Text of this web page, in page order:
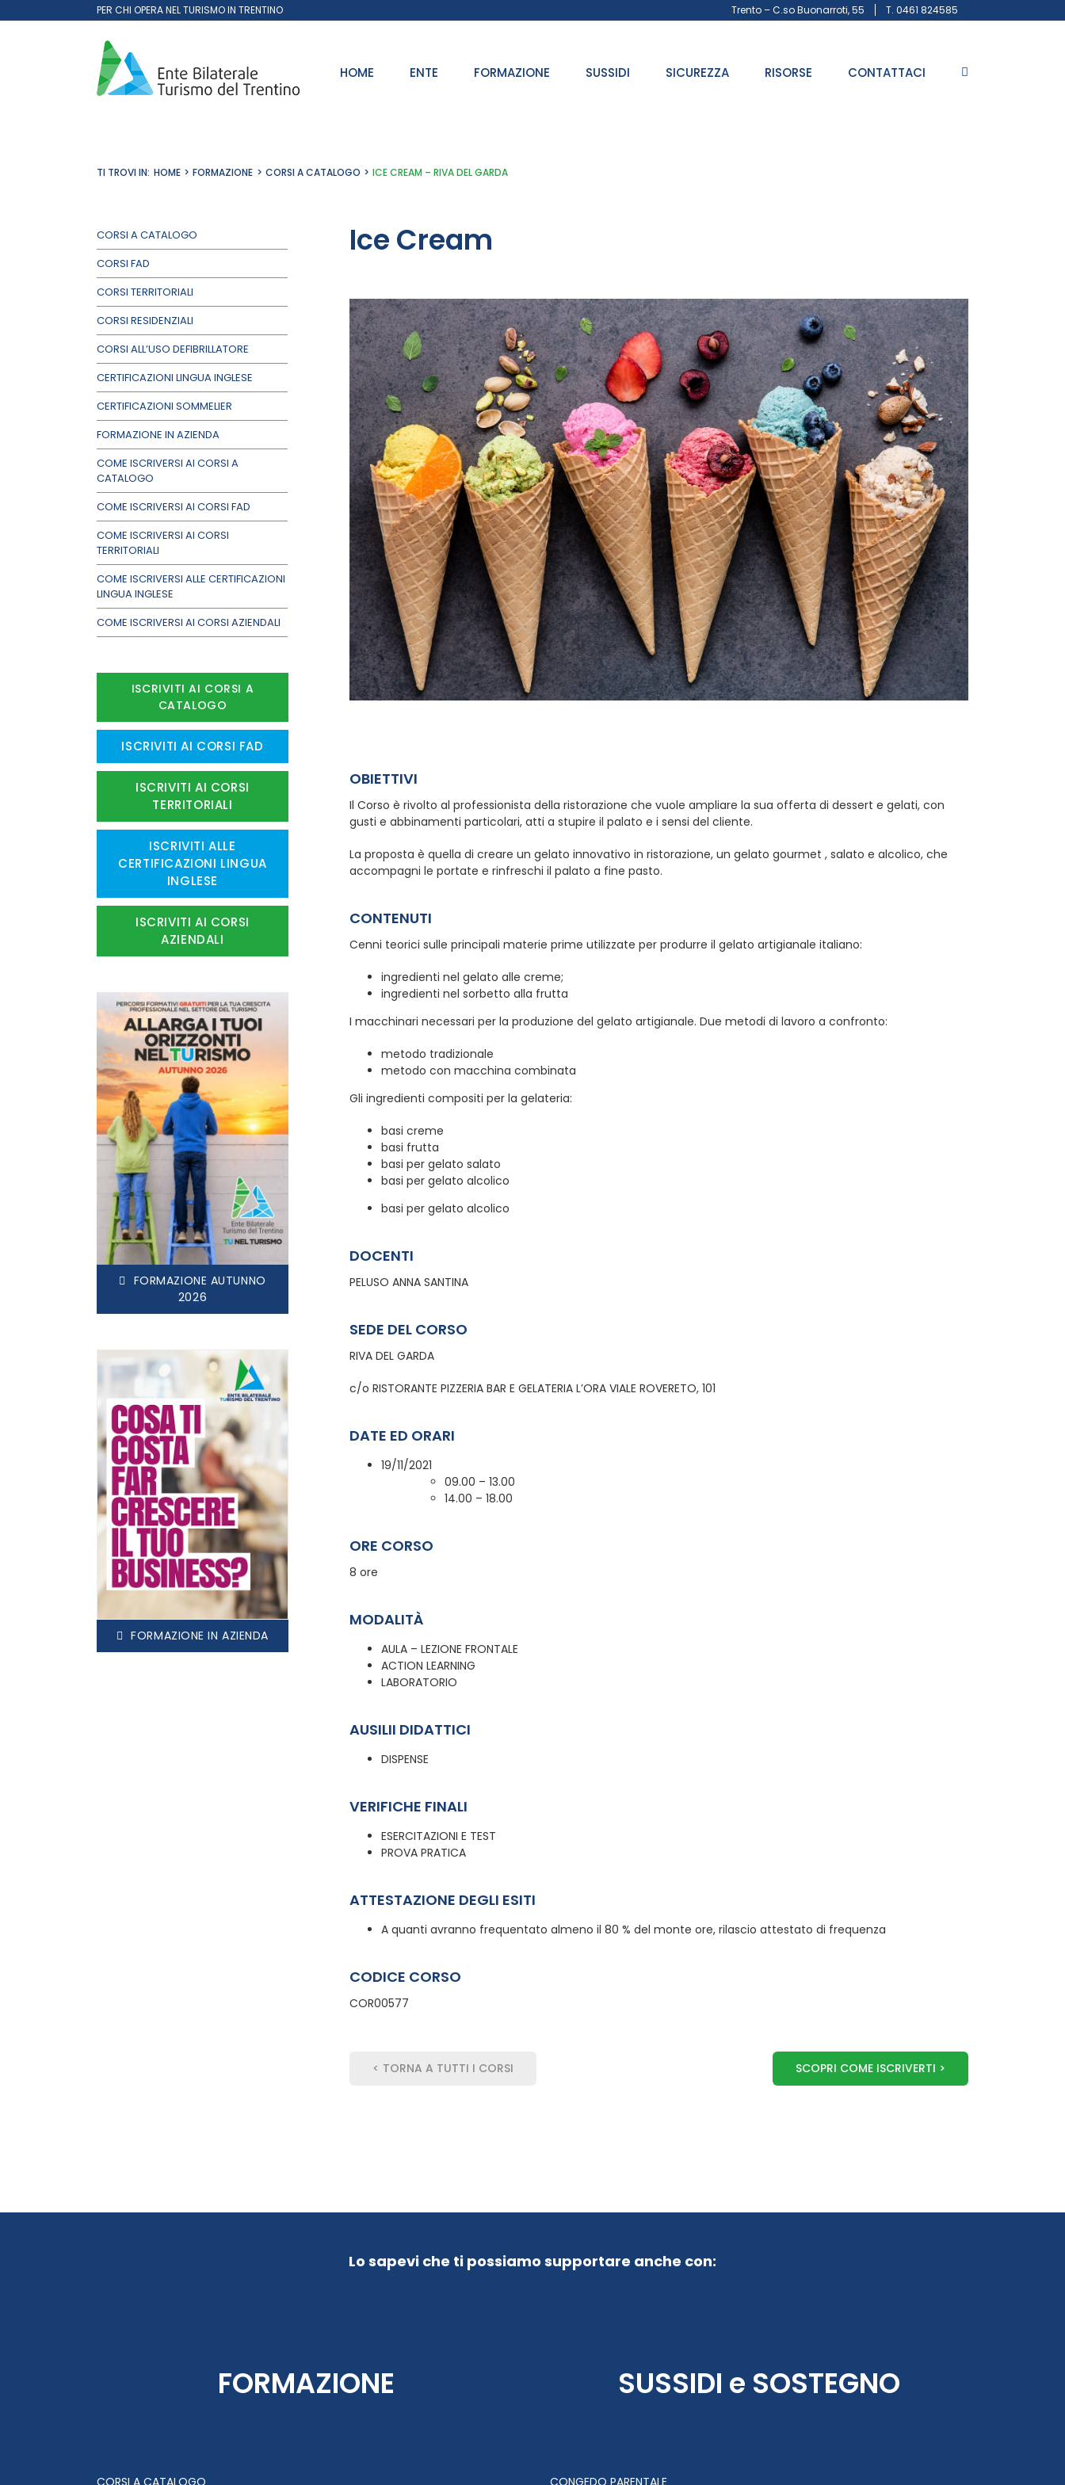
al
PER CHI OPERA NEL TURISMO IN TRENTINO Trento – C.so Buonarroti, 55 T. 0461 824585
HOME ENTE FORMAZIONE SUSSIDI SICUREZZA RISORSE CONTATTACI
TI TROVI IN: HOME FORMAZIONE CORSI A CATALOGO ICE CREAM – RIVA DEL GARDA
CORSI A CATALOGO
CORSI FAD
CORSI TERRITORIALI
CORSI RESIDENZIALI
CORSI ALL’USO DEFIBRILLATORE
CERTIFICAZIONI LINGUA INGLESE
CERTIFICAZIONI SOMMELIER
FORMAZIONE IN AZIENDA
COME ISCRIVERSI AI CORSI A
CATALOGO
COME ISCRIVERSI AI CORSI FAD
COME ISCRIVERSI AI CORSI
TERRITORIALI
COME ISCRIVERSI ALLE CERTIFICAZIONI
LINGUA INGLESE
COME ISCRIVERSI AI CORSI AZIENDALI
ISCRIVITI AI CORSI A
CATALOGO
ISCRIVITI AI CORSI FAD
ISCRIVITI AI CORSI
TERRITORIALI
ISCRIVITI ALLE
CERTIFICAZIONI LINGUA
INGLESE
ISCRIVITI AI CORSI
AZIENDALI
FORMAZIONE AUTUNNO
2026
FORMAZIONE IN AZIENDA
Ice Cream
OBIETTIVI
Il Corso è rivolto al professionista della ristorazione che vuole ampliare la sua offerta di dessert e gelati, con
gusti e abbinamenti particolari, atti a stupire il palato e i sensi del cliente.
La proposta è quella di creare un gelato innovativo in ristorazione, un gelato gourmet , salato e alcolico, che
accompagni le portate e rinfreschi il palato a fine pasto.
CONTENUTI
Cenni teorici sulle principali materie prime utilizzate per produrre il gelato artigianale italiano:
ingredienti nel gelato alle creme;
ingredienti nel sorbetto alla frutta
I macchinari necessari per la produzione del gelato artigianale. Due metodi di lavoro a confronto:
metodo tradizionale
metodo con macchina combinata
Gli ingredienti compositi per la gelateria:
basi creme
basi frutta
basi per gelato salato
basi per gelato alcolico
basi per gelato alcolico
DOCENTI
PELUSO ANNA SANTINA
SEDE DEL CORSO
RIVA DEL GARDA
c/o RISTORANTE PIZZERIA BAR E GELATERIA L’ORA VIALE ROVERETO, 101
DATE ED ORARI
19/11/2021
09.00 – 13.00
14.00 – 18.00
ORE CORSO
8 ore
MODALITÀ
AULA – LEZIONE FRONTALE
ACTION LEARNING
LABORATORIO
AUSILII DIDATTICI
DISPENSE
VERIFICHE FINALI
ESERCITAZIONI E TEST
PROVA PRATICA
ATTESTAZIONE DEGLI ESITI
A quanti avranno frequentato almeno il 80 % del monte ore, rilascio attestato di frequenza
CODICE CORSO
COR00577
< TORNA A TUTTI I CORSI SCOPRI COME ISCRIVERTI >
Lo sapevi che ti possiamo supportare anche con:
FORMAZIONE SUSSIDI e SOSTEGNO